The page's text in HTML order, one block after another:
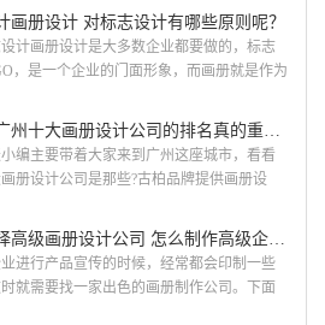
说说广州画册设计找哪家公司。 广州画
公司好？本地人都会选择古柏品牌设
柏品牌设计有限公司成立于2004年，是
、独特的IT精英组成的团队。一直以来，
的现状和趋势有很深的...
画册设计 对标志设计有哪些原则呢？
画册设计是大多数企业都要做的，标志
，是一个企业的门面形象，而画册就是作为
计两个都是不能缺少的。标志设计画册设
概括、完美!即要成功到几乎找不至更好
案的程度是我们的目标，其难度比之其它任
都要大得多。因此古柏品牌设计对标志设
用范畴并深刻...
主要带着大家来到广州这座城市，看看
册设计公司是那些?古柏品牌提供画册设
务过3000多家的广州集团/单位/产品/目录画
刷公司。相信不少喜欢设计的小伙伴都会对
容感兴趣吧! 一、广州的古柏设计 古
计系品牌策划与推广，企业vi形象设计、平面
行产品宣传的时候，经常都会印制一些
就需要找一家出色的画册制作公司。下面